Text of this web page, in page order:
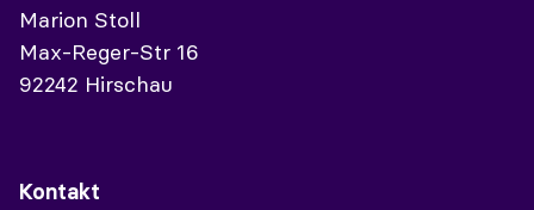
Marion Stoll
Max-Reger-Str 16
92242 Hirschau
Kontakt